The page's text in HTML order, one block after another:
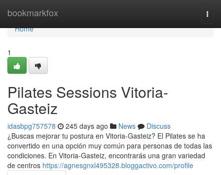
bookmarkfox
Home
Home
1
Pilates Sessions Vitoria-
Gasteiz
idasbpg757578 245 days ago News
Discuss
¿Buscas mejorar tu postura en Vitoria-Gasteiz? El Pilates se ha
convertido en una opción muy común para personas de todas las
condiciones. En Vitoria-Gasteiz, encontrarás una gran variedad
de centros https://agnesgnxl495328.bloggactivo.com/profile